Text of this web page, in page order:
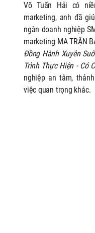
Võ Tuấn Hải có
marketing, anh đã
ngàn doanh nghiệp
marketing MA TRẬN
Đồng Hành Xuyên
Trình Thực Hiện - Có
nghiệp an tâm,
việc quan trọng khác.